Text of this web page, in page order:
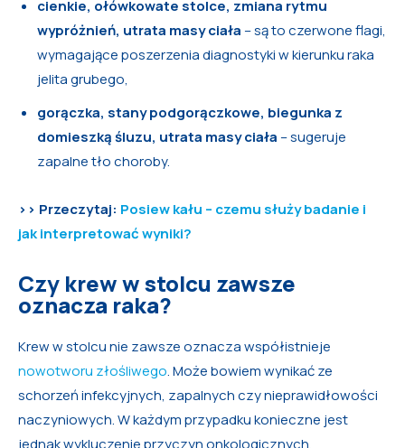
cienkie, ołówkowate stolce, zmiana rytmu
wypróżnień, utrata masy ciała – są to czerwone flagi,
wymagające poszerzenia diagnostyki w kierunku raka
jelita grubego,
gorączka, stany podgorączkowe, biegunka z
domieszką śluzu, utrata masy ciała – sugeruje
zapalne tło choroby.
>> Przeczytaj: Posiew kału – czemu służy badanie i
jak interpretować wyniki?
Czy krew w stolcu zawsze
oznacza raka?
Krew w stolcu nie zawsze oznacza współistnieje
nowotworu złośliwego. Może bowiem wynikać ze
schorzeń infekcyjnych, zapalnych czy nieprawidłowości
naczyniowych. W każdym przypadku konieczne jest
jednak wykluczenie przyczyn onkologicznych.